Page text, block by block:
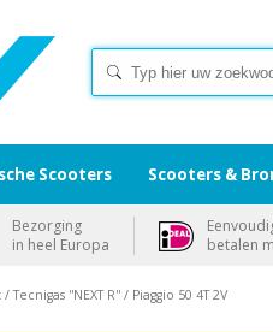
/ Tecnigas ''NEXT R'' / Piaggio 50 4T 2V
Scooters Scooters &
Bezorging
in heel Europa
betalen